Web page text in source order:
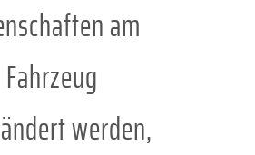
am
Fahrzeug
werden,